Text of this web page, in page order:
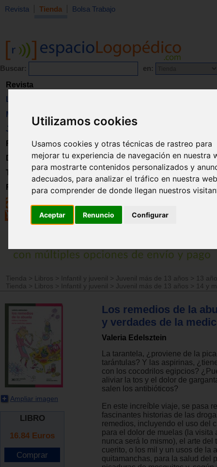
Utilizamos cookies
Usamos cookies y otras técnicas de rastreo para
mejorar tu experiencia de navegación en nuestra
para mostrarte contenidos personalizados y
adecuados, para analizar el tráfico en nuestra
para comprender de donde llegan nuestros
Aceptar Renuncio Configurar
Revista Tienda Bolsa Trabajo
Buscar: en:
Revista
Libros
Material
Juguetes
Formación
Directorio
Trabajo
Registro
Tienda > Libros > Infantil y juvenil > Juvenil más de 13 años >
13
Tienda
> Libros > Infantil y juvenil > Juvenil más de 13 años > 14 y
Ampliar imagen
LIBRO
16.84 Euros
Los remedios de la
y verdades de la
Valeria Edelsztein
La tarantela, ¿proviene de la
tarántulas? Y las aspirinas,
con los cocodrilos egipcios?
aliviar la tos y el dolor de
salen los antibióticos?
En este increíble viaje, se pasa
fascinantes historias de las
remedios, incluyendo el uso del
para el dolor de muelas (la visita
nunca será lo mismo), el arte del
cuerito, o los mil y un usos de la
quitamanchas, para la salud del